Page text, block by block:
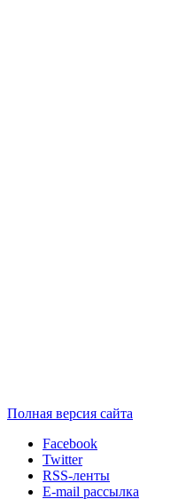
Полная версия сайта
Facebook
Twitter
RSS-ленты
E-mail рассылка